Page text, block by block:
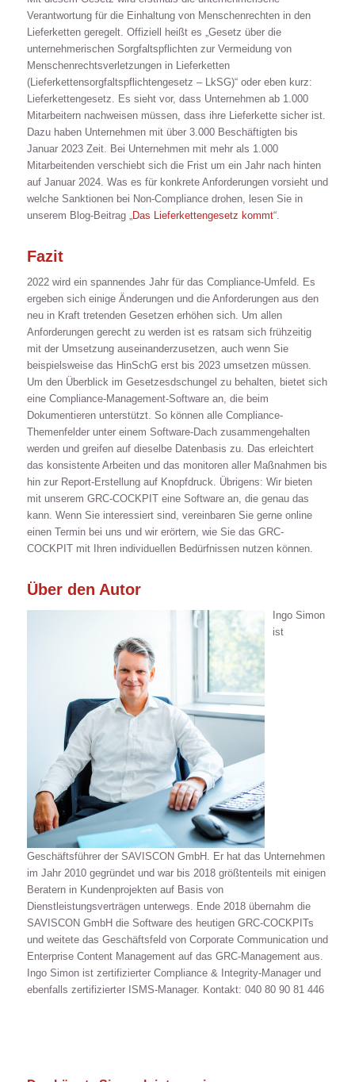
Verantwortung für die Einhaltung von Menschenrechten in den
Lieferketten geregelt. Offiziell heißt es „Gesetz über die
unternehmerischen Sorgfaltspflichten zur Vermeidung von
Menschenrechtsverletzungen in Lieferketten
(Lieferkettensorgfaltspflichtengesetz – LkSG)“ oder eben kurz:
Lieferkettengesetz. Es sieht vor, dass Unternehmen ab 1.000
Mitarbeitern nachweisen müssen, dass ihre Lieferkette sicher ist.
Dazu haben Unternehmen mit über 3.000 Beschäftigten bis
Januar 2023 Zeit. Bei Unternehmen mit mehr als 1.000
Mitarbeitenden verschiebt sich die Frist um ein Jahr nach hinten
auf Januar 2024. Was es für konkrete Anforderungen vorsieht und
welche Sanktionen bei Non-Compliance drohen, lesen Sie in
unserem Blog-Beitrag „
Das Lieferkettengesetz kommt“.
Fazit
2022 wird ein spannendes Jahr für das Compliance-Umfeld. Es
ergeben sich einige Änderungen und die Anforderungen aus den
neu in Kraft tretenden Gesetzen erhöhen sich. Um allen
Anforderungen gerecht zu werden ist es ratsam sich frühzeitig
mit der Umsetzung auseinanderzusetzen, auch wenn Sie
beispielsweise das HinSchG erst bis 2023 umsetzen müssen.
Um den Überblick im Gesetzesdschungel zu behalten, bietet sich
eine Compliance-Management-Software an, die beim
Dokumentieren unterstützt. So können alle Compliance-
Themenfelder unter einem Software-Dach zusammengehalten
werden und greifen auf dieselbe Datenbasis zu. Das erleichtert
das konsistente Arbeiten und das monitoren aller Maßnahmen bis
hin zur Report-Erstellung auf Knopfdruck. Übrigens: Wir bieten
mit unserem GRC-COCKPIT eine Software an, die genau das
kann. Wenn Sie interessiert sind, vereinbaren Sie gerne online
einen Termin bei uns und wir erörtern, wie Sie das GRC-
COCKPIT mit Ihren individuellen Bedürfnissen nutzen können.
Über den Autor
Ingo Simon
ist
Geschäftsführer der SAVISCON GmbH. Er hat das Unternehmen
im Jahr 2010 gegründet und war bis 2018 größtenteils mit einigen
Beratern in Kundenprojekten auf Basis von
Dienstleistungsverträgen unterwegs. Ende 2018 übernahm die
SAVISCON GmbH die Software des heutigen GRC-COCKPITs
und weitete das Geschäftsfeld von Corporate Communication und
Enterprise Content Management auf das GRC-Management aus.
Ingo Simon ist zertifizierter Compliance & Integrity-Manager und
ebenfalls zertifizierter ISMS-Manager. Kontakt: 040 80 90 81 446